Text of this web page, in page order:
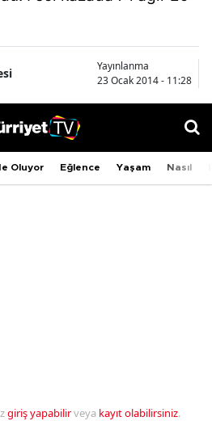
Yayınlanma
23 Ocak 2014 - 11:28
giriş yapabilirveya kayıt olabilirsiniz.